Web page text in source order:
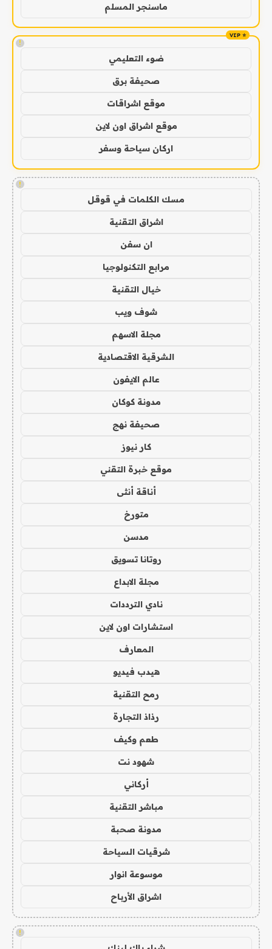
ماسنجر المسلم
!
ضوء التعليمي
صحيفة برق
موقع اشراقات
موقع اشراق اون لاين
اركان سياحة وسفر
!
مسك الكلمات في قوقل
اشراق التقنية
ان سفن
مرابع التكنولوجيا
خيال التقنية
شوف ويب
مجلة الاسهم
الشرقية الاقتصادية
عالم الايفون
مدونة كوكان
صحيفة نهج
كار نيوز
موقع خبرة التقني
أناقة أنثى
متورخ
مدسن
روتانا تسويق
مجلة الابداع
نادي الترددات
استشارات اون لاين
المعارف
هيدب فيديو
رمح التقنية
رذاذ التجارة
طعم وكيف
شهود نت
أركاني
مباشر التقنية
مدونة صحبة
شرقيات السياحة
موسوعة انوار
اشراق الأرباح
!